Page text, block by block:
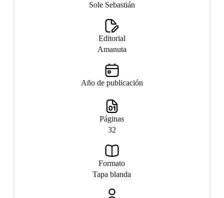
Sole Sebastián
Editorial
Amanuta
Año de publicación
Páginas
32
Formato
Tapa blanda